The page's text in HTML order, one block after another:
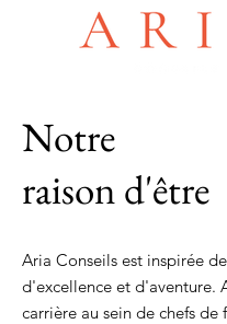
Notre
raison d'être
Aria Conseils est inspirée
d'excellence et d'aventure.
carrière au sein de chefs de